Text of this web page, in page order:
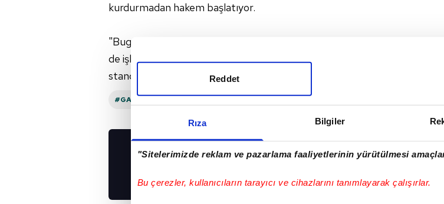
Rıza Bilgiler
"Sitelerimizde reklam ve pazarlama faaliyetlerinin yürütülmesi
Bu çerezler, kullanıcıların tarayıcı ve cihazlarını tanımlayarak çalışırlar.
Reddet
kurdurmadan hakem başlatıyor.
"Bugün biraz hakem haksızlığına uğradığımızı söyleyebilirim. Herkes gibi
de işlerini yapıyorlar ama verdiği kararlar, kartlar, fauller... Hakemin
standart olarak tutumu yanlıştı, çok adil değildi.
#GALATASARAY
UYGULAMALARIMIZI